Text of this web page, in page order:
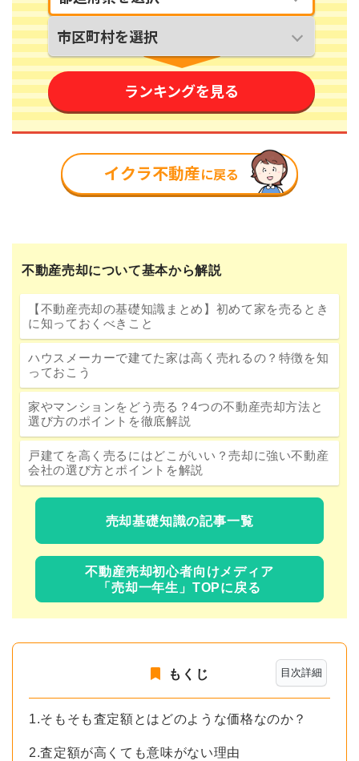
不動産売却について基本から解説
【不動産売却の基礎知識まとめ】初めて家を売るとき
に知っておくべきこと
ハウスメーカーで建てた家は高く売れるの？特徴を知
っておこう
家やマンションをどう売る？4つの不動産売却方法と
選び方のポイントを徹底解説
戸建てを高く売るにはどこがいい？売却に強い不動産
会社の選び方とポイントを解説
売却基礎知識の記事一覧
不動産売却初心者向けメディア
「売却一年生」TOPに戻る
目次詳細
もくじ
1.そもそも査定額とはどのような価格なのか？
2.査定額が高くても意味がない理由